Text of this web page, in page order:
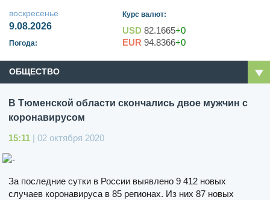
воскресенье
9.08.2026
Погода:
Курс валют:
USD 82.1665+0
EUR 94.8366+0
ОБЩЕСТВО
В Тюменской области скончались двое мужчин с
коронавирусом
15:11 | 02 октября 2020
За последние сутки в России выявлено 9 412 новых
случаев коронавируса в 85 регионах. Из них 87 новых